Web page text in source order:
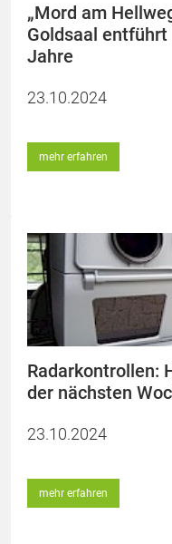
„Mord am
Goldsaal
Jahre
23.10.2024
mehr erfahren
Radarkontrollen:
der nächsten
23.10.2024
mehr erfahren